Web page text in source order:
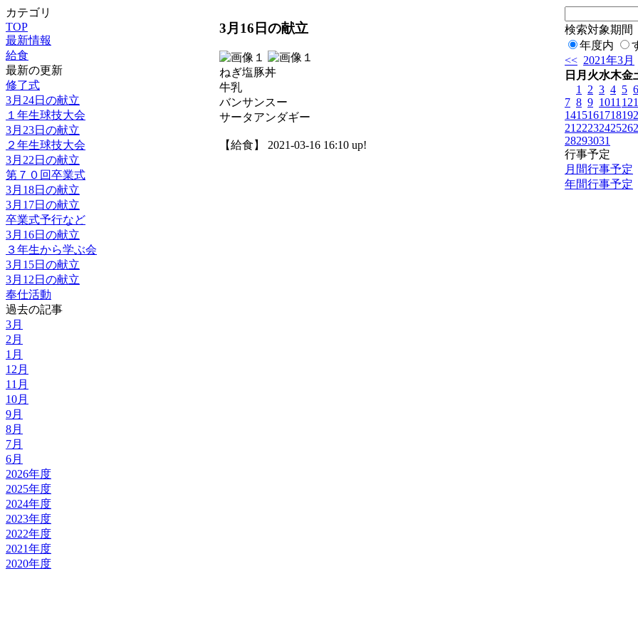
カテゴリ
TOP
最新情報
給食
最新の更新
修了式
3月24日の献立
１年生球技大会
3月23日の献立
２年生球技大会
3月22日の献立
第７０回卒業式
3月18日の献立
3月17日の献立
卒業式予行など
3月16日の献立
３年生から学ぶ会
3月15日の献立
3月12日の献立
奉仕活動
過去の記事
3月
2月
1月
12月
11月
10月
9月
8月
7月
6月
2026年度
2025年度
2024年度
2023年度
2022年度
2021年度
2020年度
3月16日の献立
ねぎ塩豚丼
牛乳
バンサンスー
サータアンダギー
【給食】 2021-03-16 16:10 up!
検索対象期間
年度内
<< 2021年3月
日 月 火水木金
1
2 3 4 5 6
7 8 9 1011 12
141516171819
21 2223242526
28293031
行事予定
月間行事予定
年間行事予定